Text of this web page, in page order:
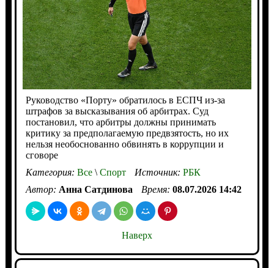
Руководство «Порту» обратилось в ЕСПЧ из-за
штрафов за высказывания об арбитрах. Суд
постановил, что арбитры должны принимать
критику за предполагаемую предвзятость, но их
нельзя необоснованно обвинять в коррупции и
сговоре
Категория: Все\Спорт Источник: РБК
Автор: Анна Сатдинова Время: 08.07.2026 14:42
Наверх